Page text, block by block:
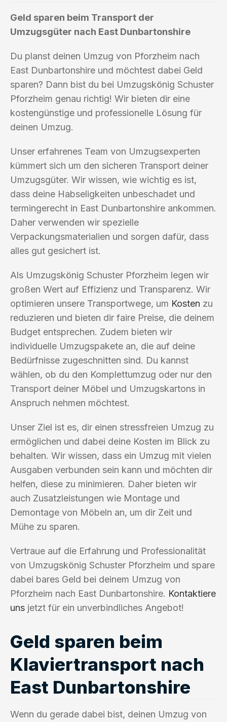
Geld sparen beim Transport der
Umzugsgüter nach East Dunbartonshire
Du planst deinen Umzug von Pforzheim nach
East Dunbartonshire und möchtest dabei Geld
sparen? Dann bist du bei Umzugskönig Schuster
Pforzheim genau richtig! Wir bieten dir eine
kostengünstige und professionelle Lösung für
deinen Umzug.
Unser erfahrenes Team von Umzugsexperten
kümmert sich um den sicheren Transport deiner
Umzugsgüter. Wir wissen, wie wichtig es ist,
dass deine Habseligkeiten unbeschadet und
termingerecht in East Dunbartonshire ankommen.
Daher verwenden wir spezielle
Verpackungsmaterialien und sorgen dafür, dass
alles gut gesichert ist.
Als Umzugskönig Schuster Pforzheim legen wir
großen Wert auf Effizienz und Transparenz. Wir
optimieren unsere Transportwege, um Kosten zu
reduzieren und bieten dir faire Preise, die deinem
Budget entsprechen. Zudem bieten wir
individuelle Umzugspakete an, die auf deine
Bedürfnisse zugeschnitten sind. Du kannst
wählen, ob du den Komplettumzug oder nur den
Transport deiner Möbel und Umzugskartons in
Anspruch nehmen möchtest.
Unser Ziel ist es, dir einen stressfreien Umzug zu
ermöglichen und dabei deine Kosten im Blick zu
behalten. Wir wissen, dass ein Umzug mit vielen
Ausgaben verbunden sein kann und möchten dir
helfen, diese zu minimieren. Daher bieten wir
auch Zusatzleistungen wie Montage und
Demontage von Möbeln an, um dir Zeit und
Mühe zu sparen.
Vertraue auf die Erfahrung und Professionalität
von Umzugskönig Schuster Pforzheim und spare
dabei bares Geld bei deinem Umzug von
Pforzheim nach East Dunbartonshire. Kontaktiere
uns jetzt für ein unverbindliches Angebot!
Geld sparen beim
Klaviertransport nach
East Dunbartonshire
Wenn du gerade dabei bist, deinen Umzug von